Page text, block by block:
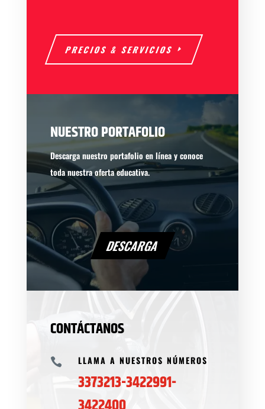
PRECIOS & SERVICIOS
NUESTRO PORTAFOLIO
Descarga nuestro portafolio en línea y conoce
toda nuestra oferta educativa.
DESCARGA
CONTÁCTANOS
 LLAMA A NUESTROS NÚMEROS
3373213-3422991-